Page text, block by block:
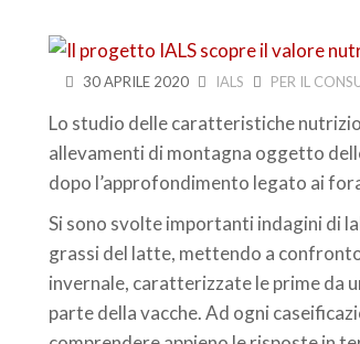
30 APRILE 2020 IALS PER IL
Lo studio delle caratteristiche
allevamenti di montagna oggetto
dopo l’approfondimento legato ai
Si sono svolte importanti indagini di
grassi del latte, mettendo a
invernale, caratterizzate le prime da
parte della vacche. Ad ogni